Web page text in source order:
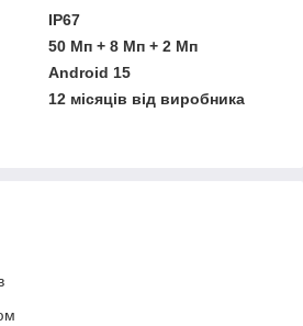
IP67
50 Мп + 8 Мп + 2 Мп
Android 15
12 місяців від виробника